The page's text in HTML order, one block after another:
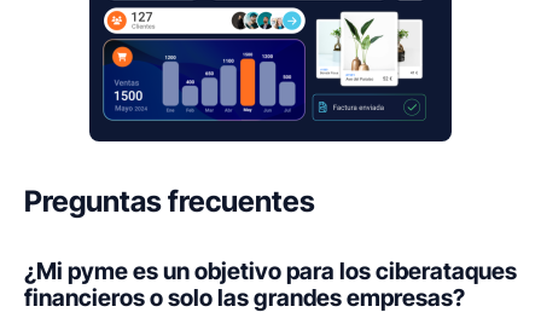
Preguntas frecuentes
¿Mi pyme es un objetivo para los ciberataques
financieros o solo las grandes empresas?